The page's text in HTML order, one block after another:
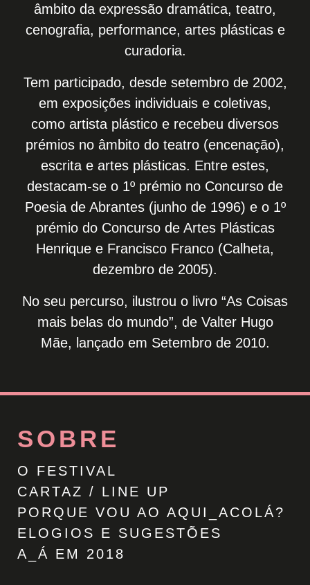
âmbito da expressão dramática, teatro,
cenografia, performance, artes plásticas e
curadoria.
Tem participado, desde setembro de 2002,
em exposições individuais e coletivas,
como artista plástico e recebeu diversos
prémios no âmbito do teatro (encenação),
escrita e artes plásticas. Entre estes,
destacam-se o 1º prémio no Concurso de
Poesia de Abrantes (junho de 1996) e o 1º
prémio do Concurso de Artes Plásticas
Henrique e Francisco Franco (Calheta,
dezembro de 2005).
No seu percurso, ilustrou o livro “As Coisas
mais belas do mundo”, de Valter Hugo
Mãe, lançado em Setembro de 2010.
SOBRE
O FESTIVAL
CARTAZ / LINE UP
PORQUE VOU AO AQUI_ACOLÁ?
ELOGIOS E SUGESTÕES
A_Á EM 2018